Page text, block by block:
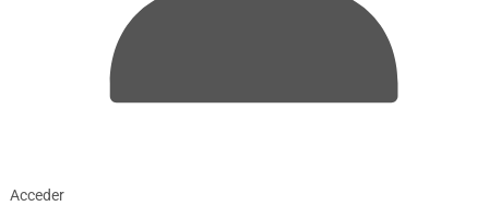
Acceder